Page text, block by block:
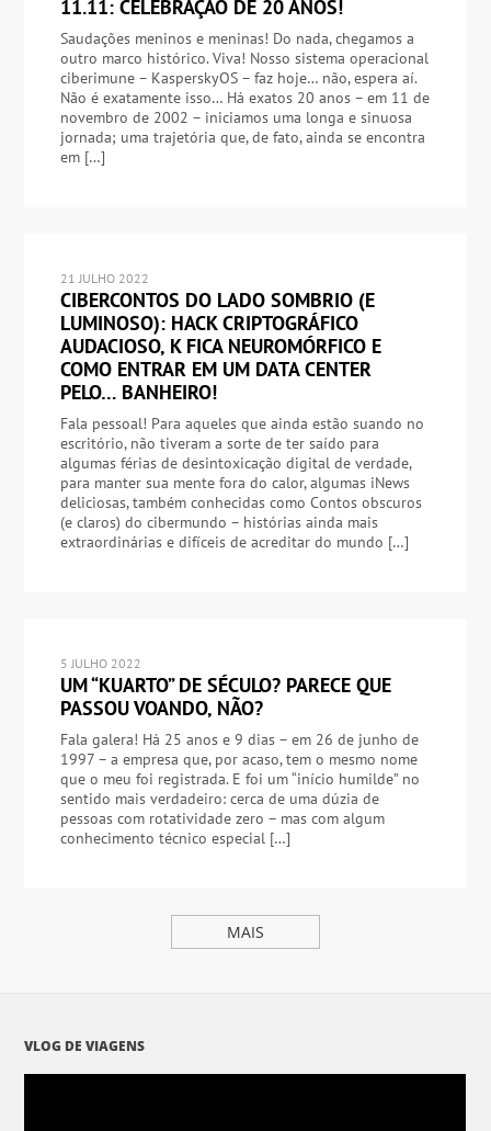
11.11: CELEBRAÇÃO DE 20 ANOS!
Saudações meninos e meninas! Do nada, chegamos a
outro marco histórico. Viva! Nosso sistema operacional
ciberimune – KasperskyOS – faz hoje… não, espera aí.
Não é exatamente isso… Há exatos 20 anos – em 11 de
novembro de 2002 – iniciamos uma longa e sinuosa
jornada; uma trajetória que, de fato, ainda se encontra
em […]
21 JULHO 2022
CIBERCONTOS DO LADO SOMBRIO (E
LUMINOSO): HACK CRIPTOGRÁFICO
AUDACIOSO, K FICA NEUROMÓRFICO E
COMO ENTRAR EM UM DATA CENTER
PELO… BANHEIRO!
Fala pessoal! Para aqueles que ainda estão suando no
escritório, não tiveram a sorte de ter saído para
algumas férias de desintoxicação digital de verdade,
para manter sua mente fora do calor, algumas iNews
deliciosas, também conhecidas como Contos obscuros
(e claros) do cibermundo – histórias ainda mais
extraordinárias e difíceis de acreditar do mundo […]
5 JULHO 2022
UM “KUARTO” DE SÉCULO? PARECE QUE
PASSOU VOANDO, NÃO?
Fala galera! Há 25 anos e 9 dias – em 26 de junho de
1997 – a empresa que, por acaso, tem o mesmo nome
que o meu foi registrada. E foi um “início humilde” no
sentido mais verdadeiro: cerca de uma dúzia de
pessoas com rotatividade zero – mas com algum
conhecimento técnico especial […]
MAIS
VLOG DE VIAGENS